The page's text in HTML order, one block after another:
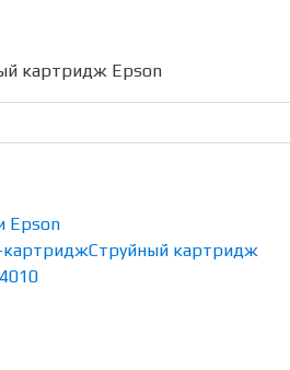
картридж Epson
Epson
картриджСтруйный картридж